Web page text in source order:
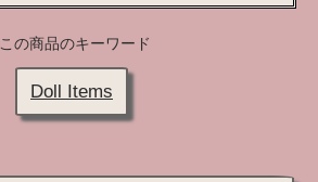
この商品のキーワード
Doll Items